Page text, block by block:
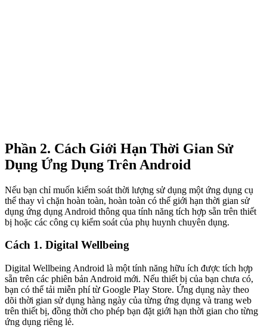
Phần 2. Cách Giới Hạn Thời Gian Sử
Dụng Ứng Dụng Trên Android
Nếu bạn chỉ muốn kiểm soát thời lượng sử dụng một ứng dụng cụ
thể thay vì chặn hoàn toàn, hoàn toàn có thể giới hạn thời gian sử
dụng ứng dụng Android thông qua tính năng tích hợp sẵn trên thiết
bị hoặc các công cụ kiểm soát của phụ huynh chuyên dụng.
Cách 1. Digital Wellbeing
Digital Wellbeing Android là một tính năng hữu ích được tích hợp
sẵn trên các phiên bản Android mới. Nếu thiết bị của bạn chưa có,
bạn có thể tải miễn phí từ Google Play Store. Ứng dụng này theo
dõi thời gian sử dụng hàng ngày của từng ứng dụng và trang web
trên thiết bị, đồng thời cho phép bạn đặt giới hạn thời gian cho từng
ứng dụng riêng lẻ.